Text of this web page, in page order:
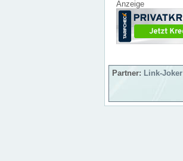
Anzeige
Partner: Link-Joker